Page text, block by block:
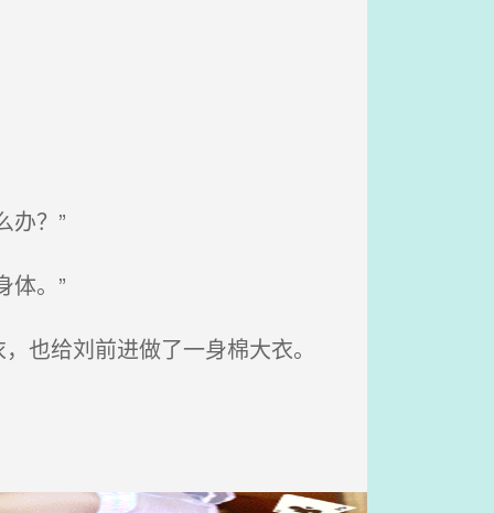
办？”
体。”
给刘前进做了一身棉大衣。